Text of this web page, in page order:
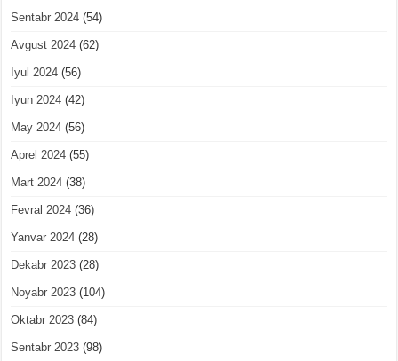
Sentabr 2024 (54)
Avgust 2024 (62)
Iyul 2024 (56)
Iyun 2024 (42)
May 2024 (56)
Aprel 2024 (55)
Mart 2024 (38)
Fevral 2024 (36)
Yanvar 2024 (28)
Dekabr 2023 (28)
Noyabr 2023 (104)
Oktabr 2023 (84)
Sentabr 2023 (98)